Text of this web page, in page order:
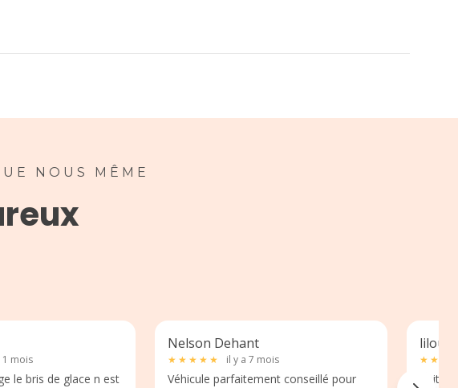
NOUS MÊME
mois
le bris de glace n est
Nelson Dehant
★ ★ ★ ★ ★ il y a 7 mois
Véhicule parfaitement conseillé pour
lilou
★ ★